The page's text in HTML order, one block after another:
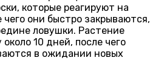
которые реагируют на
чего они быстро закрываются,
ловушки. Растение
10 дней, после чего
в ожидании новых